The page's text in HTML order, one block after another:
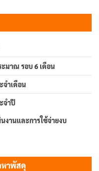
มาณ รอบ 6 เดือน
จำเดือน
จำปี
งานและการใช้จ่ายงบ
หาพัสดุ